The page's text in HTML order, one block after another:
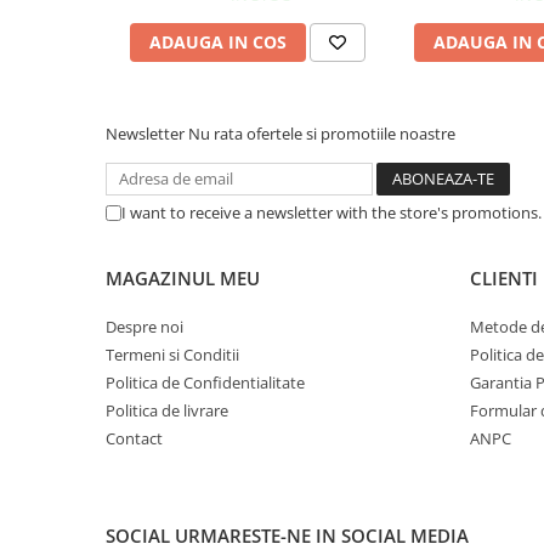
Display & signage
Ecrane Digital Signage
Ecrane Touchscreen Digital Signage
Proiectoare Business
Plăci de baza
Plăci de Bază Amd
Plăci de Bază Intel
ADAUGA IN COS ADAUGA IN
Newsletter Nu rata ofertele si promotiile noastre
I want to receive a newsletter with the store's
MAGAZINUL MEU
Despre noi
Termeni si Conditii
Politica de Confidentialitate
Politica de livrare
Contact
CLIENTI
Metode
Politica
Garantia
Formular
ANPC
SOCIAL URMARESTE-NE IN SOCIAL MEDIA